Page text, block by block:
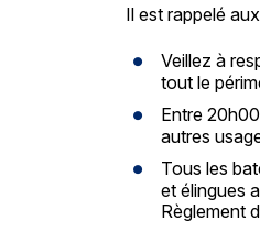
Il est rappelé
Veillez à
tout le
Entre
autres
Tous les
et élingues
Règlement